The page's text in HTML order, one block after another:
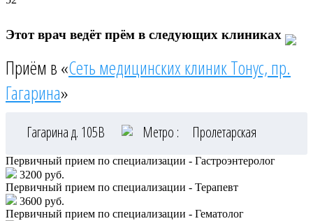
Этот врач ведёт прём в следующих клиниках
Приём в «Сеть медицинских клиник Тонус, пр.
Гагарина»
Гагарина д. 105В Метро : Пролетарская
Первичный прием по специализации - Гастроэнтеролог
3200 руб.
Первичный прием по специализации - Терапевт
3600 руб.
Первичный прием по специализации - Гематолог